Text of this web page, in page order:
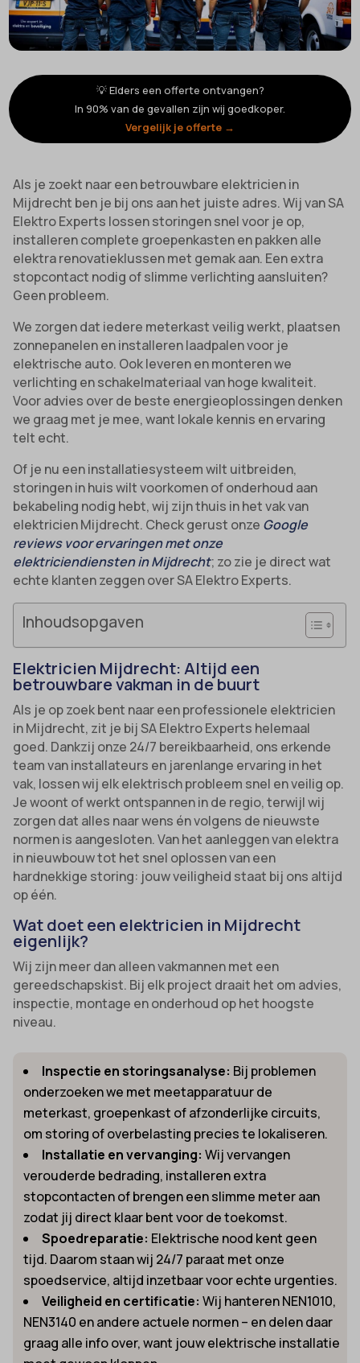
💡 Elders een offerte ontvangen?
In 90% van de gevallen zijn wij goedkoper.
Vergelijk je offerte →
Als je zoekt naar een betrouwbare elektricien in
Mijdrecht ben je bij ons aan het juiste adres. Wij van SA
Elektro Experts lossen storingen snel voor je op,
installeren complete groepen­kasten en pakken alle
elektra renovatie­klussen met gemak aan. Een extra
stopcontact nodig of slimme verlichting aansluiten?
Geen probleem.
We zorgen dat iedere meterkast veilig werkt, plaatsen
zonnepanelen en installeren laadpalen voor je
elektrische auto. Ook leveren en monteren we
verlichting en schakelmateriaal van hoge kwaliteit.
Voor advies over de beste energieoplossingen denken
we graag met je mee, want lokale kennis en ervaring
telt echt.
Of je nu een installatie­systeem wilt uitbreiden,
storingen in huis wilt voorkomen of onderhoud aan
bekabeling nodig hebt, wij zijn thuis in het vak van
elektricien Mijdrecht. Check gerust onze Google
reviews voor ervaringen met onze
elektriciendiensten in Mijdrecht; zo zie je direct wat
echte klanten zeggen over SA Elektro Experts.
Inhoudsopgaven
Elektricien Mijdrecht: Altijd een
betrouwbare vakman in de buurt
Als je op zoek bent naar een professionele elektricien
in Mijdrecht, zit je bij SA Elektro Experts helemaal
goed. Dankzij onze 24/7 bereikbaarheid, ons erkende
team van installateurs en jarenlange ervaring in het
vak, lossen wij elk elektrisch probleem snel en veilig op.
Je woont of werkt ontspannen in de regio, terwijl wij
zorgen dat alles naar wens én volgens de nieuwste
normen is aangesloten. Van het aanleggen van elektra
in nieuwbouw tot het snel oplossen van een
hardnekkige storing: jouw veiligheid staat bij ons altijd
op één.
Wat doet een elektricien in Mijdrecht
eigenlijk?
Wij zijn meer dan alleen vakmannen met een
gereedschapskist. Bij elk project draait het om advies,
inspectie, montage en onderhoud op het hoogste
niveau.
Inspectie en storingsanalyse: Bij problemen
onderzoeken we met meetapparatuur de
meterkast, groepenkast of afzonderlijke circuits,
om storing of overbelasting precies te lokaliseren.
Installatie en vervanging: Wij vervangen
verouderde bedrading, installeren extra
stopcontacten of brengen een slimme meter aan
zodat jij direct klaar bent voor de toekomst.
Spoedreparatie: Elektrische nood kent geen
tijd. Daarom staan wij 24/7 paraat met onze
spoedservice, altijd inzetbaar voor echte urgenties.
Veiligheid en certificatie: Wij hanteren NEN1010,
NEN3140 en andere actuele normen – en delen daar
graag alle info over, want jouw elektrische installatie